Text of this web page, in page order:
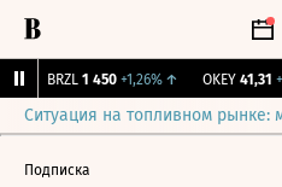
BRZL 1 450 +1,26%↑ OKEY 41,31
Ситуация на топливном рынке:
Подписка